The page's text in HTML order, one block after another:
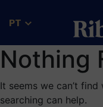
PT
Nothing
It seems we can’t
searching can help.